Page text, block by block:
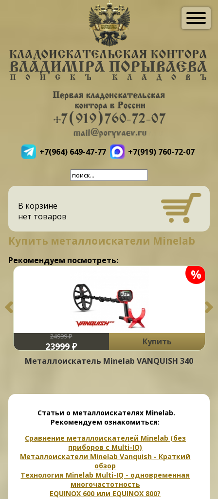
+7(964) 649-47-77 +7(919) 760-72-07
В корзине
нет товаров
Купить металлоискатели Minelab
Рекомендуем посмотреть:
%
24999 ₽
23999 ₽
Купить
Металлоискатель Minelab VANQUISH 340
Статьи о металлоискателях Minelab.
Рекомендуем ознакомиться:
Сравнение металлоискателей Minelab (без
приборов с Multi-IQ)
Металлоискатели Minelab Vanquish - Краткий
обзор
Технология Minelab Multi-IQ - одновременная
многочастотность
EQUINOX 600 или EQUINOX 800?